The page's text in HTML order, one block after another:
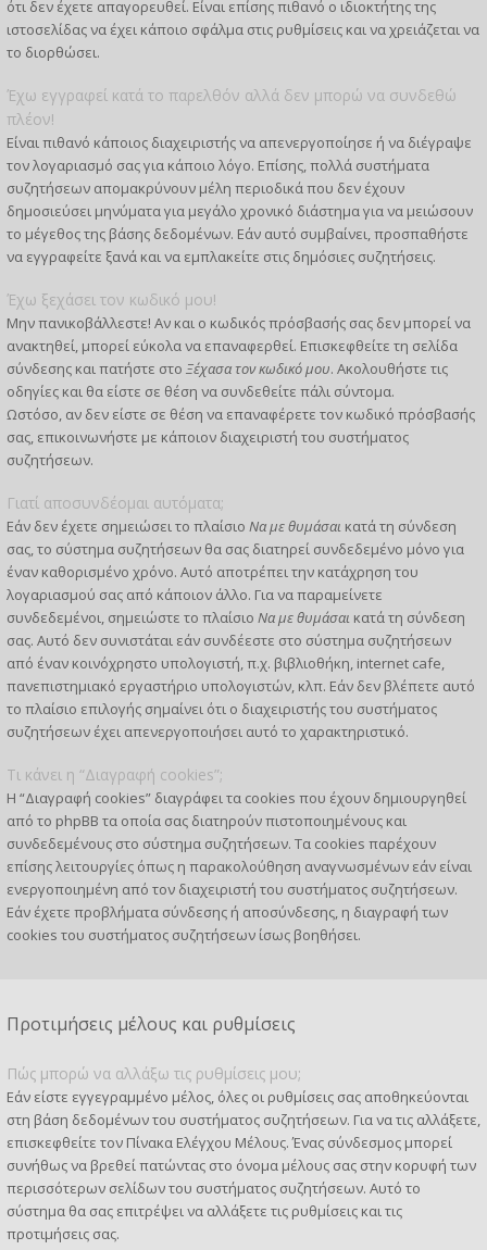
ότι δεν έχετε απαγορευθεί. Είναι επίσης πιθανό ο ιδιοκτήτης της
ιστοσελίδας να έχει κάποιο σφάλμα στις ρυθμίσεις και να χρειάζεται να
το διορθώσει.
Έχω εγγραφεί κατά το παρελθόν αλλά δεν μπορώ να συνδεθώ
πλέον!
Είναι πιθανό κάποιος διαχειριστής να απενεργοποίησε ή να διέγραψε
τον λογαριασμό σας για κάποιο λόγο. Επίσης, πολλά συστήματα
συζητήσεων απομακρύνουν μέλη περιοδικά που δεν έχουν
δημοσιεύσει μηνύματα για μεγάλο χρονικό διάστημα για να μειώσουν
το μέγεθος της βάσης δεδομένων. Εάν αυτό συμβαίνει, προσπαθήστε
να εγγραφείτε ξανά και να εμπλακείτε στις δημόσιες συζητήσεις.
Έχω ξεχάσει τον κωδικό μου!
Μην πανικοβάλλεστε! Αν και ο κωδικός πρόσβασής σας δεν μπορεί να
ανακτηθεί, μπορεί εύκολα να επαναφερθεί. Επισκεφθείτε τη σελίδα
σύνδεσης και πατήστε στο Ξέχασα τον κωδικό μου. Ακολουθήστε τις
οδηγίες και θα είστε σε θέση να συνδεθείτε πάλι σύντομα.
Ωστόσο, αν δεν είστε σε θέση να επαναφέρετε τον κωδικό πρόσβασής
σας, επικοινωνήστε με κάποιον διαχειριστή του συστήματος
συζητήσεων.
Γιατί αποσυνδέομαι αυτόματα;
Εάν δεν έχετε σημειώσει το πλαίσιο Να με θυμάσαι κατά τη σύνδεση
σας, το σύστημα συζητήσεων θα σας διατηρεί συνδεδεμένο μόνο για
έναν καθορισμένο χρόνο. Αυτό αποτρέπει την κατάχρηση του
λογαριασμού σας από κάποιον άλλο. Για να παραμείνετε
συνδεδεμένοι, σημειώστε το πλαίσιο Να με θυμάσαι κατά τη σύνδεση
σας. Αυτό δεν συνιστάται εάν συνδέεστε στο σύστημα συζητήσεων
από έναν κοινόχρηστο υπολογιστή, π.χ. βιβλιοθήκη, internet cafe,
πανεπιστημιακό εργαστήριο υπολογιστών, κλπ. Εάν δεν βλέπετε αυτό
το πλαίσιο επιλογής σημαίνει ότι ο διαχειριστής του συστήματος
συζητήσεων έχει απενεργοποιήσει αυτό το χαρακτηριστικό.
Τι κάνει η “Διαγραφή cookies”;
Η “Διαγραφή cookies” διαγράφει τα cookies που έχουν δημιουργηθεί
από το phpBB τα οποία σας διατηρούν πιστοποιημένους και
συνδεδεμένους στο σύστημα συζητήσεων. Τα cookies παρέχουν
επίσης λειτουργίες όπως η παρακολούθηση αναγνωσμένων εάν είναι
ενεργοποιημένη από τον διαχειριστή του συστήματος συζητήσεων.
Εάν έχετε προβλήματα σύνδεσης ή αποσύνδεσης, η διαγραφή των
cookies του συστήματος συζητήσεων ίσως βοηθήσει.
Προτιμήσεις μέλους και ρυθμίσεις
Πώς μπορώ να αλλάξω τις ρυθμίσεις μου;
Εάν είστε εγγεγραμμένο μέλος, όλες οι ρυθμίσεις σας αποθηκεύονται
στη βάση δεδομένων του συστήματος συζητήσεων. Για να τις αλλάξετε,
επισκεφθείτε τον Πίνακα Ελέγχου Μέλους. Ένας σύνδεσμος μπορεί
συνήθως να βρεθεί πατώντας στο όνομα μέλους σας στην κορυφή των
περισσότερων σελίδων του συστήματος συζητήσεων. Αυτό το
σύστημα θα σας επιτρέψει να αλλάξετε τις ρυθμίσεις και τις
προτιμήσεις σας.